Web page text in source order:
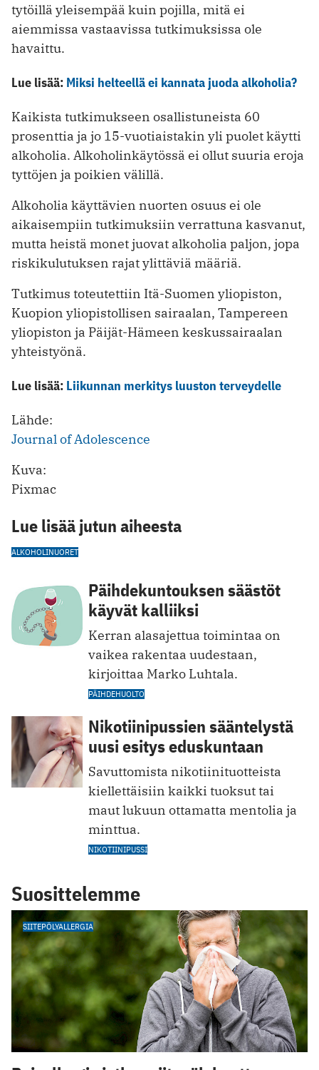
tytöillä yleisempää kuin pojilla, mitä ei
aiemmissa vastaavissa tutkimuksissa ole
havaittu.
Lue lisää: Miksi helteellä ei kannata juoda alkoholia?
Kaikista tutkimukseen osallistuneista 60
prosenttia ja jo 15-vuotiaistakin yli puolet käytti
alkoholia. Alkoholinkäytössä ei ollut suuria eroja
tyttöjen ja poikien välillä.
Alkoholia käyttävien nuorten osuus ei ole
aikaisempiin tutkimuksiin verrattuna kasvanut,
mutta heistä monet juovat alkoholia paljon, jopa
riskikulutuksen rajat ylittäviä määriä.
Tutkimus toteutettiin Itä-Suomen yliopiston,
Kuopion yliopistollisen sairaalan, Tampereen
yliopiston ja Päijät-Hämeen keskussairaalan
yhteistyönä.
Lue lisää: Liikunnan merkitys luuston terveydelle
Lähde:
Journal of Adolescence
Kuva:
Pixmac
Lue lisää jutun aiheesta
ALKOHOLINUORET
Päihdekuntouksen säästöt
käyvät kalliiksi
Kerran alasajettua toimintaa on
vaikea rakentaa uudestaan,
kirjoittaa Marko Luhtala.
PÄIHDEHUOLTO
Nikotiinipussien sääntelystä
uusi esitys eduskuntaan
Savuttomista nikotiinituotteista
kiellettäisiin kaikki tuoksut tai
maut lukuun ottamatta mentolia ja
minttua.
NIKOTIINIPUSSI
Suosittelemme
SIITEPÖLYALLERGIA